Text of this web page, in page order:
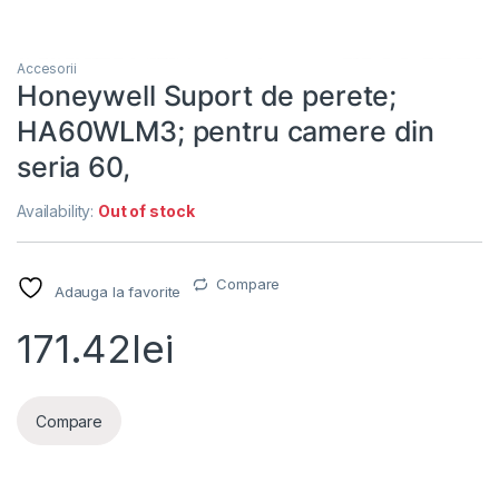
Accesorii
Honeywell Suport de perete;
HA60WLM3; pentru camere din
seria 60,
Availability: Out of stock
Adauga la favorite Compare
171.42lei
Compare